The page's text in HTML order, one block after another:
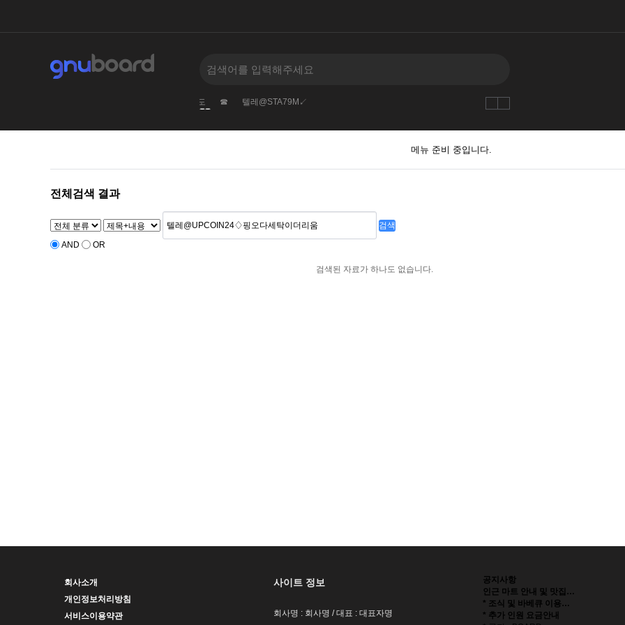
텔레@STA79M†㉷일본밀항가격충청도 ☎
텔레@STA79M↙
메뉴 준비 중입니다.
전체검색 결과
검색
AND OR
검색된 자료가 하나도 없습니다.
회사소개
개인정보처리방침
서비스이용약관
사이트 정보
회사명 : 회사명 / 대표 : 대표자명
공지사항
인근 마트 안내 및 맛집…
* 조식 및 바베큐 이용…
* 추가 인원 요금안내